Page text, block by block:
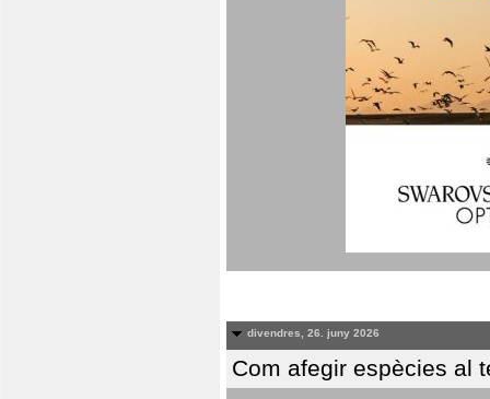
divendres, 26. juny 2026
Com afegir espècies al